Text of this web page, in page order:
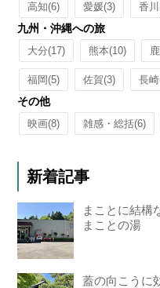
高知(6) 愛媛(3) 香川
九州・沖縄への旅
大分(17) 熊本(10)
福岡(5) 佐賀(3) 長崎
その他
映画(8) 雑感・総括(6)
新着記事
まことに結構
まことの湯
蓋の向こうに